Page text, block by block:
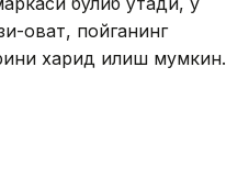
овқат, пойганинг
харид қилиш мумкин.